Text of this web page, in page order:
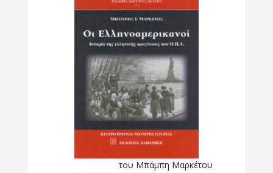
του Μπάμπη Μαρκέτου